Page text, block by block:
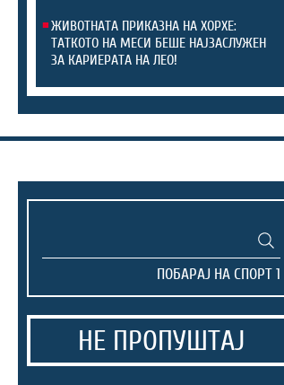
ЖИВОТНАТА ПРИКАЗНА НА ХОРХЕ:
ТАТКОТО НА МЕСИ БЕШЕ НАЈЗАСЛУЖЕН
ЗА КАРИЕРАТА НА ЛЕО!
НЕ ПРОПУШТАЈ